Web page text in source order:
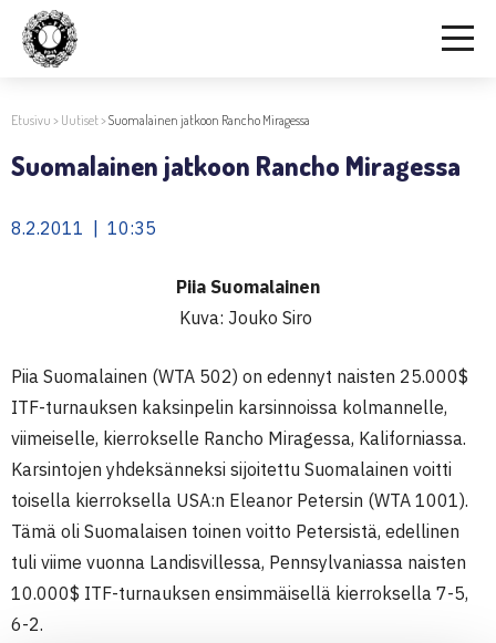
Etusivu > Uutiset>Suomalainen jatkoon Rancho Miragessa
Suomalainen jatkoon Rancho Miragessa
8.2.2011 | 10:35
Piia Suomalainen
Kuva: Jouko Siro
Piia Suomalainen (WTA 502) on edennyt naisten 25.000$
ITF-turnauksen kaksinpelin karsinnoissa kolmannelle,
viimeiselle, kierrokselle Rancho Miragessa, Kaliforniassa.
Karsintojen yhdeksänneksi sijoitettu Suomalainen voitti
toisella kierroksella USA:n Eleanor Petersin (WTA 1001).
Tämä oli Suomalaisen toinen voitto Petersistä, edellinen
tuli viime vuonna Landisvillessa, Pennsylvaniassa naisten
10.000$ ITF-turnauksen ensimmäisellä kierroksella 7-5,
6-2.